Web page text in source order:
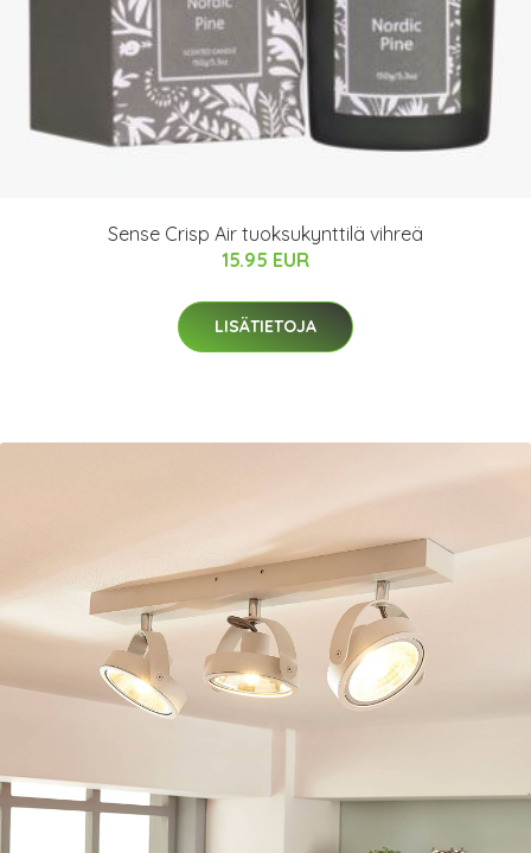
Sense Crisp Air tuoksukynttilä vihreä
15.95 EUR
LISÄTIETOJA